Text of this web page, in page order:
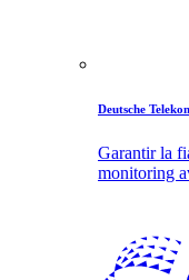
Deutsche
Garantir la
monitoring